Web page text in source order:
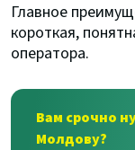
Главное
короткая,
оператора.
Вам срочно
Молдову?